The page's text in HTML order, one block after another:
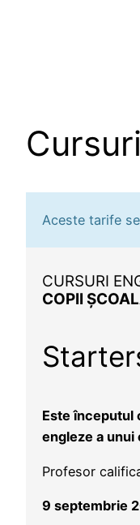
Aceste tarife
CURSURI
COPII
Este începutul
engleze a unui
Profesor
9 septembrie